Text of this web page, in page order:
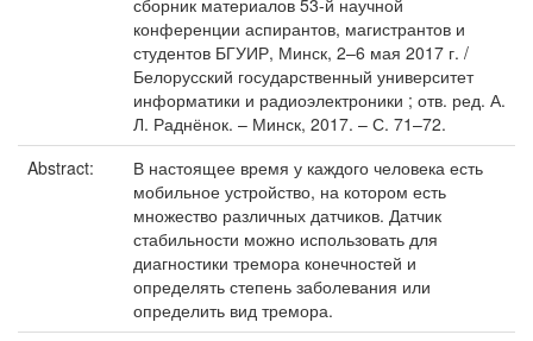
сборник материалов 53-й научной
конференции аспирантов, магистрантов и
студентов БГУИР, Минск, 2–6 мая 2017 г. /
Белорусский государственный университет
информатики и радиоэлектроники ; отв. ред. А.
Л. Раднёнок. – Минск, 2017. – С. 71–72.
Abstract:
В настоящее время у каждого человека есть
мобильное устройство, на котором есть
множество различных датчиков. Датчик
стабильности можно использовать для
диагностики тремора конечностей и
определять степень заболевания или
определить вид тремора.